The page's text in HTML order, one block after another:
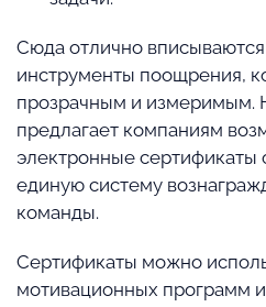
Сюда отлично
инструменты поощрения,
прозрачным и измеримым.
предлагает компаниям
электронные сертификаты
единую систему
команды.
Сертификаты можно
мотивационных программ